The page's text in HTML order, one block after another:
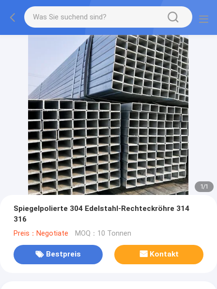
1/1
Spiegelpolierte 304 Edelstahl-Rechteckröhre 314
316
Preis：Negotiate MOQ：10 Tonnen
Bestpreis Kontakt